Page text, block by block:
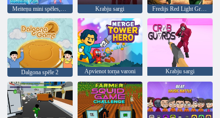
Meiteņu mini spēles, relaksējoša izklaide Krabju sargi Fredijs Red Light Green Light
Dalgona spēle 2 Apvienot torņa varoni Krabju sargi